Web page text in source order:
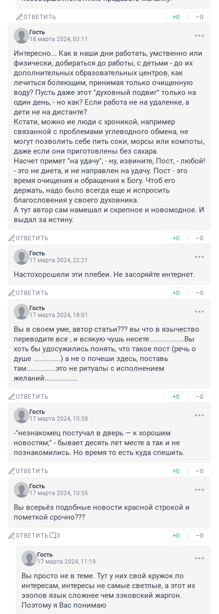
ОТВЕТИТЬ +0 –0
Гость
18 марта 2024, 03:11
Интересно... Как в наши дни работать, умственно или
физически, добираться до работы, с детьми - до их
дополнительных образовательных центров, как
лечиться болеющим, принимая только очищенную
воду? Пусть даже этот "духовный подвиг" только на
один день, - но как? Если работа не на удаленке, а
дети не на дистанте?
Кстати, можно ие люди с хроникой, например
связанной с проблемами углеводного обмена, не
могут позволить себе пить соки, морсы или компоты,
даже если они приготовлены без сахара.
Насчет примет "на удачу", - ну, извините, Пост, - любой!
- это не диета, и не направлен на удачу. Пост - это
время очищения и обращения к Богу. Чтоб его
держать, надо было всегда еще и испросить
благословения у своего духовника.
А тут автор сам намешал и скрепное и новомодное. И
выдал за истину.
ОТВЕТИТЬ +0 –0
Гость
17 марта 2024, 22:21
Настохорошели эти плебеи. Не засоряйте интернет.
ОТВЕТИТЬ +0 –0
Гость
17 марта 2024, 18:01
Вы в своем уме, автор статьи??? вы что в язычество
переводите все , и всякую чушь несете..................Вы
хоть бы удосужились понять, что такое пост (речь о
душе ..............) а не о почеши здесь, поставь
там...............это не ритуалы с исполнением
желаний.................
ОТВЕТИТЬ +0 –0
Гость
17 марта 2024, 10:58
-"незнакомец постучал в дверь — к хорошим
новостям;" - бывает десять лет месте а так и не
познакомились. Но время то есть куда спешить.
ОТВЕТИТЬ +0 –0
Гость
17 марта 2024, 10:55
Вы всерьёз подобные новости красной строкой и
пометкой срочно???
ОТВЕТИТЬ 3 +0 –0
Гость
17 марта 2024, 11:19
Вы просто не в теме. Тут у них свой кружок по
интересам, интересы не самые светлые, а этот их
эзопов язык сложнее чем зэковский жаргон.
Поэтому я Вас понимаю